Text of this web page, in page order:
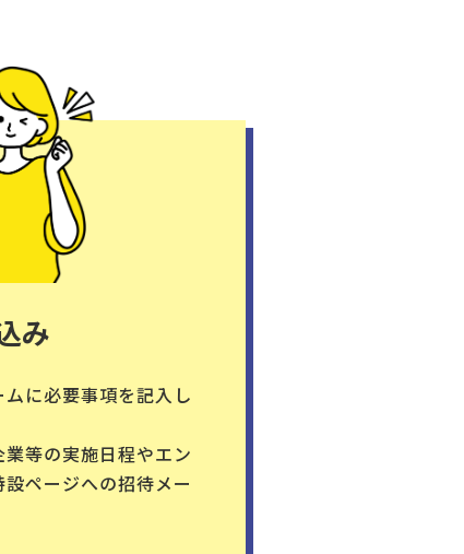
み
に必要事項を記入し
等の実施日程やエン
ページへの招待メー